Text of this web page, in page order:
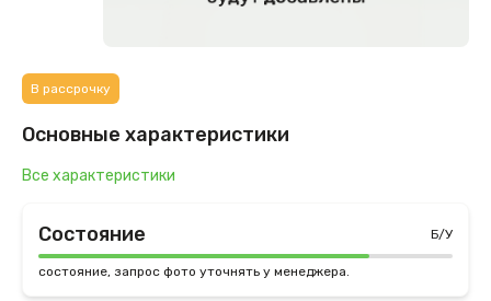
В рассрочку
Основные характеристики
Все характеристики
Состояние Б/У
состояние, запрос фото уточнять у менеджера.